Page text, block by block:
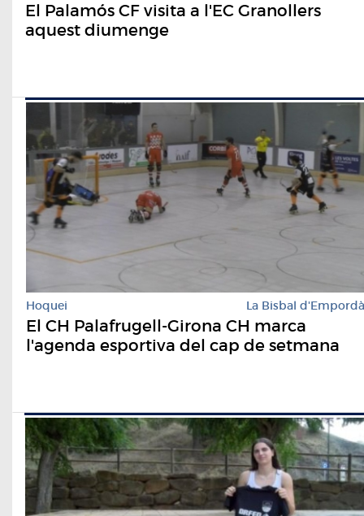
El Palamós CF visita a l'EC Granollers
aquest diumenge
Hoquei La Bisbal d'Empordà
El CH Palafrugell-Girona CH marca
l'agenda esportiva del cap de setmana